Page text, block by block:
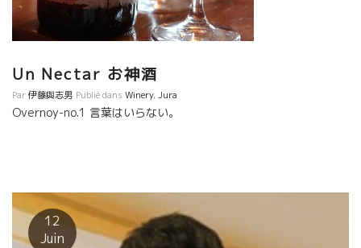
Un Nectar お神酒
Par伊藤與志男 Publié dans Winery,Jura
Overnoy-no.1 言葉はいらない。
Lire la suite
12
Juin